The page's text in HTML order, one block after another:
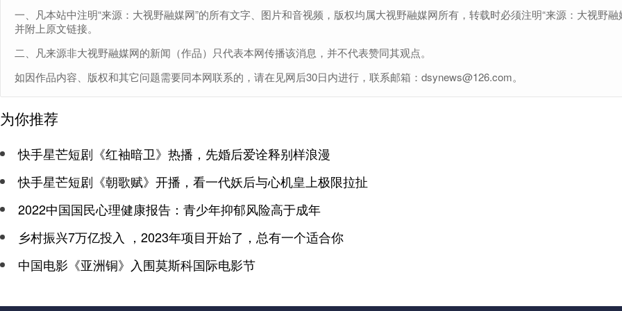
一、凡本站中注明“来源：大视野融媒网”的所有文字、图片和音视频，版权均属大视野融媒网所有，转载时必须注明“来源：大视野融
并附上原文链接。
二、凡来源非大视野融媒网的新闻（作品）只代表本网传播该消息，并不代表赞同其观点。
如因作品内容、版权和其它问题需要同本网联系的，请在见网后30日内进行，联系邮箱：dsynews@126.com。
为你推荐
快手星芒短剧《红袖暗卫》热播，先婚后爱诠释别样浪漫
快手星芒短剧《朝歌赋》开播，看一代妖后与心机皇上极限拉扯
2022中国国民心理健康报告：青少年抑郁风险高于成年
乡村振兴7万亿投入 ，2023年项目开始了，总有一个适合你
中国电影《亚洲铜》入围莫斯科国际电影节